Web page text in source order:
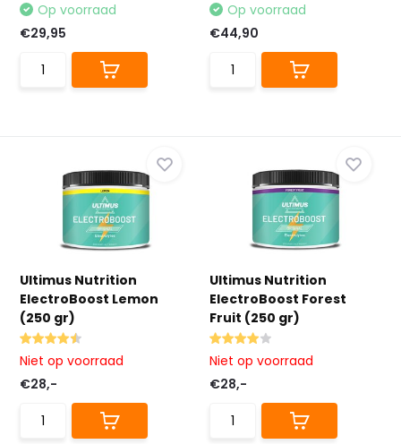
Op voorraad
€29,95
Op voorraad
€44,90
Ultimus Nutrition
ElectroBoost Lemon
(250 gr)
Niet op voorraad
€28,-
Ultimus Nutrition
ElectroBoost Forest
Fruit (250 gr)
Niet op voorraad
€28,-